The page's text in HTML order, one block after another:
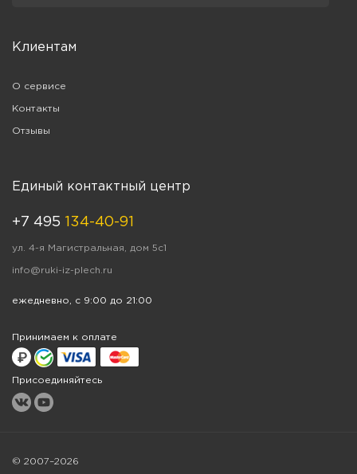
Клиентам
О сервисе
Контакты
Отзывы
Единый контактный центр
+7 495 134-40-91
ул. 4-я Магистральная, дом 5с1
info@ruki-iz-plech.ru
ежедневно, с 9:00 до 21:00
Принимаем к оплате
Присоединяйтесь
© 2007–2026